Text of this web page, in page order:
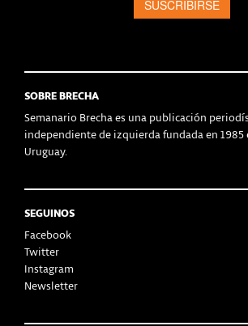
SOBRE BRECHA
Semanario Brecha es una publicación
independiente de izquierda fundada en 1985
Uruguay.
SEGUINOS
Facebook
Twitter
Instagram
Newsletter